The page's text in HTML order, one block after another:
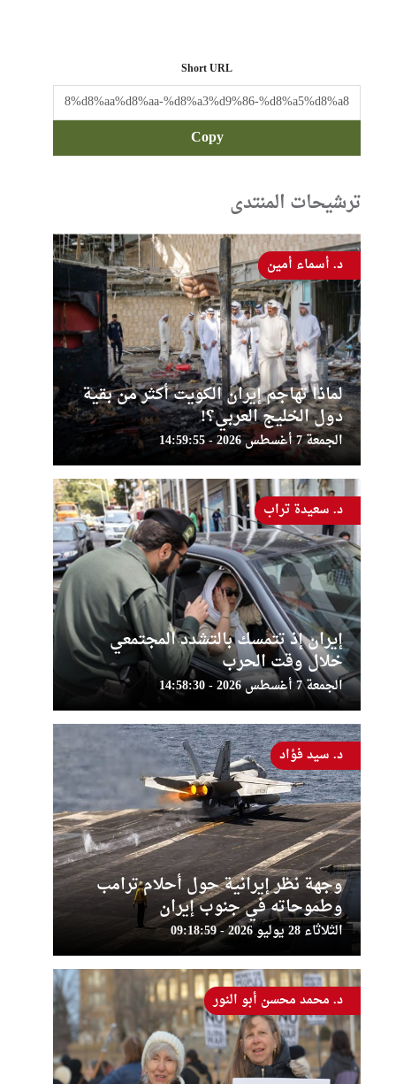
Short URL
Copy
ترشيحات المنتدى
لماذا تهاجم إيران الكويت أكثر من بقية
دول الخليج العربي؟!
الجمعة 7 أغسطس 2026 - 14:59:55
د. أسماء أمين
إيران إذ تتمسك بالتشدد المجتمعي
خلال وقت الحرب
الجمعة 7 أغسطس 2026 - 14:58:30
د. سعيدة تراب
وجهة نظر إيرانية حول أحلام ترامب
وطموحاته في جنوب إيران
الثلاثاء 28 يوليو 2026 - 09:18:59
د. سيد فؤاد
د. محمد محسن أبو النور